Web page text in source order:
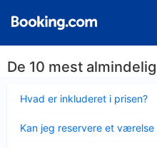
De 10 mest
Hvad er inkluderet i prisen?
Kan jeg reservere et